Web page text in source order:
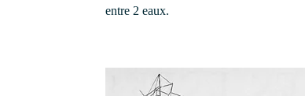
entre 2 eaux.